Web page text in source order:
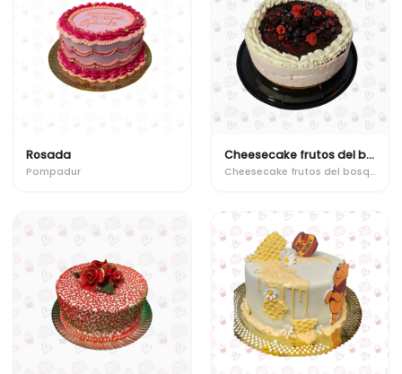
Rosada
Pompadur
Cheesecake frutos del bosque
Cheesecake frutos del bosque